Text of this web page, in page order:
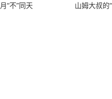
“不”同天 山姆大叔的